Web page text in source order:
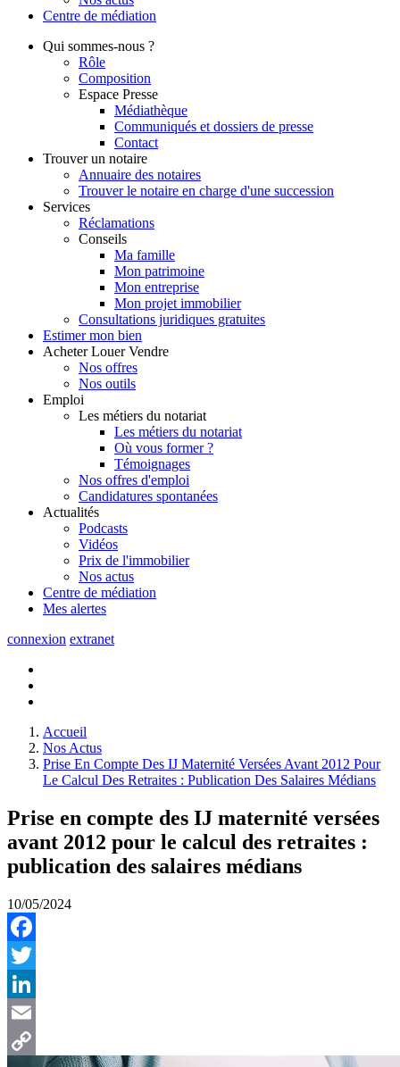
Centre de médiation
Qui sommes-nous ?
Rôle
Composition
Espace Presse
Médiathèque
Communiqués et dossiers de presse
Contact
Trouver un notaire
Annuaire des notaires
Trouver le notaire en charge d'une succession
Services
Réclamations
Conseils
Ma famille
Mon patrimoine
Mon entreprise
Mon projet immobilier
Consultations juridiques gratuites
Estimer mon bien
Acheter Louer Vendre
Nos offres
Nos outils
Emploi
Les métiers du notariat
Les métiers du notariat
Où vous former ?
Témoignages
Nos offres d'emploi
Candidatures spontanées
Actualités
Podcasts
Vidéos
Prix de l'immobilier
Nos actus
Centre de médiation
Mes alertes
connexion extranet
Accueil
Nos Actus
Prise En Compte Des IJ Maternité Versées Avant 2012 Pour
Le Calcul Des Retraites : Publication Des Salaires Médians
Prise en compte des IJ maternité versées
avant 2012 pour le calcul des retraites :
publication des salaires médians
10/05/2024
Facebook
Twitter
LinkedIn
Email